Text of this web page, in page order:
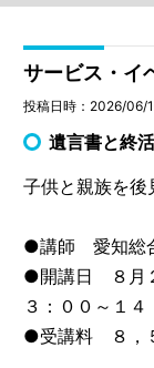
サービス・イ
投稿日時：2026/06/
遺言書と終
子供と親族を後
●講師 愛知総
●開講日 ８月
３：００～１４
●受講料 ８，